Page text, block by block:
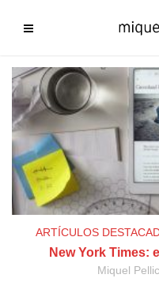
ARTÍCULOS
New York Times:
Miquel